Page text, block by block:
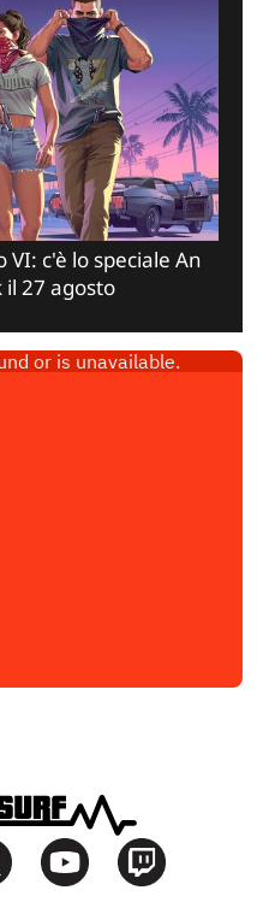
c'è lo speciale An
il 27 agosto